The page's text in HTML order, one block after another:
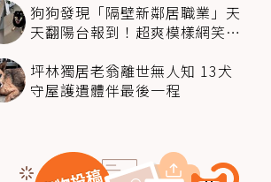
狗狗發現「隔壁新鄰居職業」天
天翻陽台報到！超爽模樣網笑
坪林獨居老翁離世無人知 13犬
守屋護遺體伴最後一程